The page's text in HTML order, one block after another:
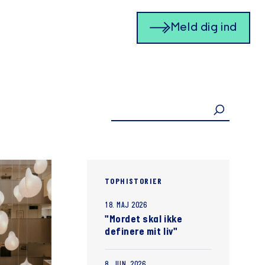
Meld dig ind
TOPHISTORIER
18. MAJ 2026
"Mordet skal ikke
definere mit liv"